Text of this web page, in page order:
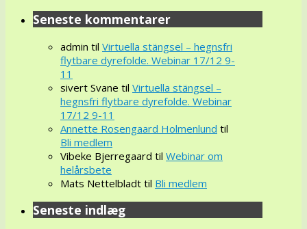
Seneste kommentarer
admin til Virtuella stängsel – hegnsfri
flytbare dyrefolde. Webinar 17/12 9-
11
sivert Svane til Virtuella stängsel –
hegnsfri flytbare dyrefolde. Webinar
17/12 9-11
Annette Rosengaard Holmenlund til
Bli medlem
Vibeke Bjerregaard til Webinar om
helårsbete
Mats Nettelbladt til Bli medlem
Seneste indlæg